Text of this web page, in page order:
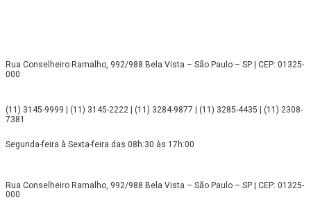
Rua Conselheiro Ramalho, 992/988 Bela Vista – São Paulo – SP | CEP: 01325-
000
(11) 3145-9999 | (11) 3145-2222 | (11) 3284-9877 | (11) 3285-4435 | (11) 2308-
7381
Segunda-feira à Sexta-feira das 08h:30 às 17h:00
Rua Conselheiro Ramalho, 992/988 Bela Vista – São Paulo – SP | CEP: 01325-
000